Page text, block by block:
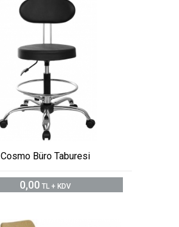
Cosmo Büro Taburesi
0,00 TL + KDV